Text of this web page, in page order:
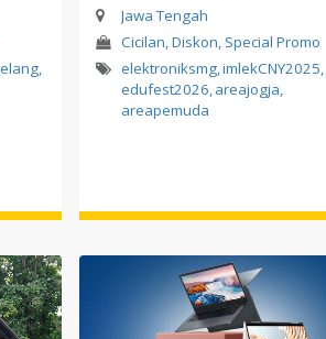
,
Jawa Tengah
Cicilan, Diskon, Special Promo
elektroniksmg,imlekCNY2025,
edufest2026,areajogja,
areapemuda